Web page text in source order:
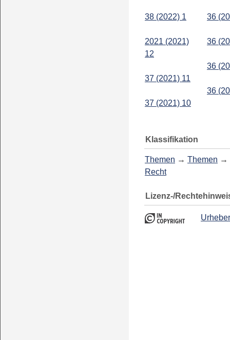
38 (2022) 1
2021 (2021)
12
37 (2021) 11
37 (2021) 10
36
36
36
36
Klassifikation
Themen → Themen →
Recht
Lizenz-/